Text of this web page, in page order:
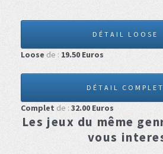
DÉTAIL LOOSE
Loose de : 19.50 Euros
DÉTAIL COMPLET
Complet de : 32.00 Euros
Les jeux du même
vous